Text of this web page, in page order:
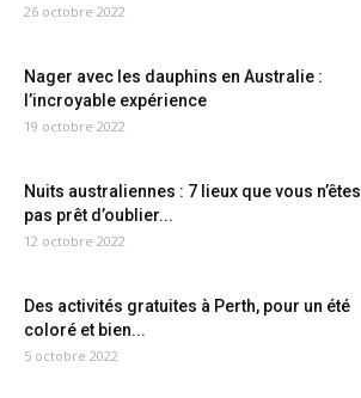
26 octobre 2022
Nager avec les dauphins en Australie :
l’incroyable expérience
19 octobre 2022
Nuits australiennes : 7 lieux que vous n’êtes
pas prêt d’oublier...
12 octobre 2022
Des activités gratuites à Perth, pour un été
coloré et bien...
5 octobre 2022